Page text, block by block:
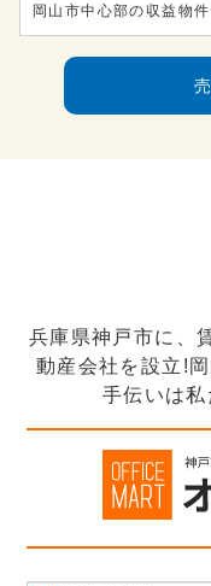
岡山市中心部の収益物
兵庫県神戸市に、
動産会社を設立!
手伝いは私